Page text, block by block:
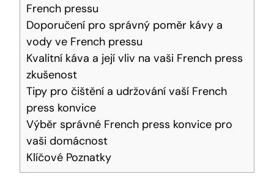
French pressu
Doporučení pro správný poměr kávy a
vody ve French pressu
Kvalitní káva a její vliv na vaši French press
zkušenost
Tipy pro čištění a udržování vaší French
press konvice
Výběr správné French press konvice pro
vaši domácnost
Klíčové Poznatky